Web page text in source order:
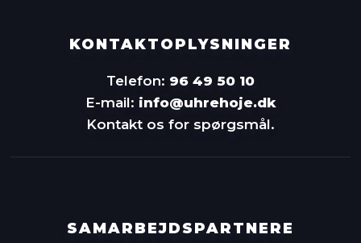
KONTAKTOPLYSNINGER
Telefon: 96 49 50 10
E-mail: info@uhrehoje.dk
Kontakt os for spørgsmål.
SAMARBEJDSPARTNERE